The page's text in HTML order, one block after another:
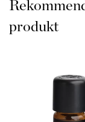
Hydro Ultrasound
Sprider mist
produkt